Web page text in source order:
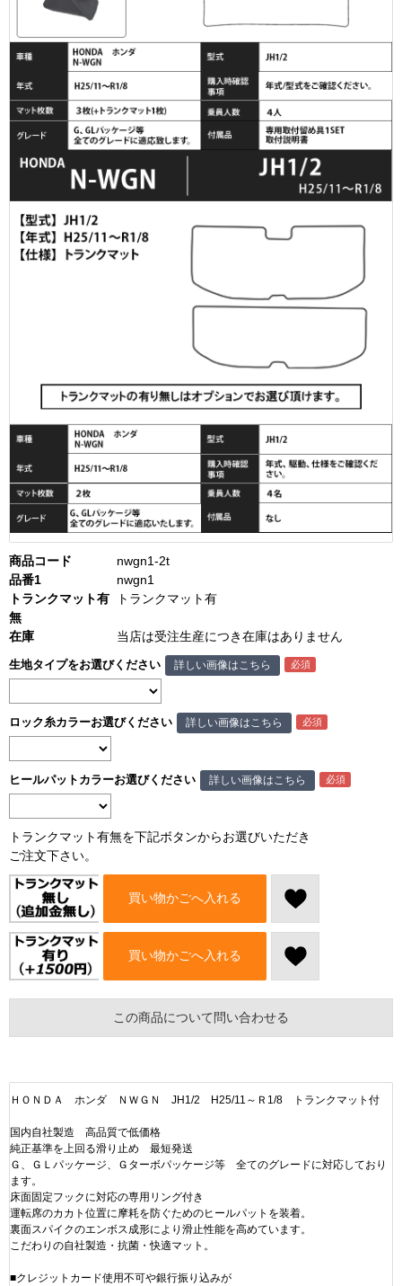
商品コード
nwgn1-2t
品番1
nwgn1
トランクマット有
無
トランクマット有
在庫 当店は受注生産につき在庫はありません
トランクマット有無を下記ボタンからお選びいただき
ご注文下さい。
生地タイプをお選びください 詳しい画像はこちら
ロック糸カラーお選びください 詳しい画像はこちら
ヒールパットカラーお選びください 詳しい画像はこちら
買い物かごへ入れる
買い物かごへ入れる
この商品について問い合わせる
ＨＯＮＤＡ ホンダ ＮＷＧＮ JH1/2 H25/11～Ｒ1/8 トランクマット付
国内自社製造 高品質で低価格
純正基準を上回る滑り止め 最短発送
Ｇ、ＧＬパッケージ、Ｇターボパッケージ等 全てのグレードに対応しており
ます。
床面固定フックに対応の専用リング付き
運転席のカカト位置に摩耗を防ぐためのヒールパットを装着。
裏面スパイクのエンボス成形により滑止性能を高めています。
こだわりの自社製造・抗菌・快適マット。
■クレジットカード使用不可や銀行振り込みが